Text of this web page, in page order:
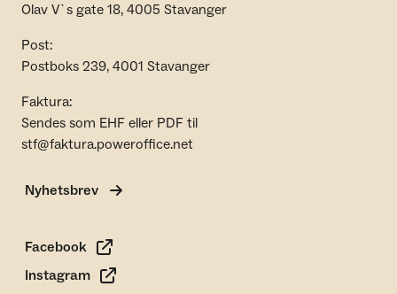
Olav V`s gate 18, 4005 Stavanger
Post:
Postboks 239, 4001 Stavanger
Faktura:
Sendes som EHF eller PDF til
stf@faktura.poweroffice.net
Nyhetsbrev
Facebook
Instagram